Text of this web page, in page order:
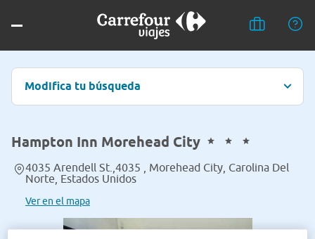
Modifica tu búsqueda
Hampton Inn Morehead City
4035 Arendell St.,4035 , Morehead City, Carolina Del
Norte, Estados Unidos
Ver en el mapa